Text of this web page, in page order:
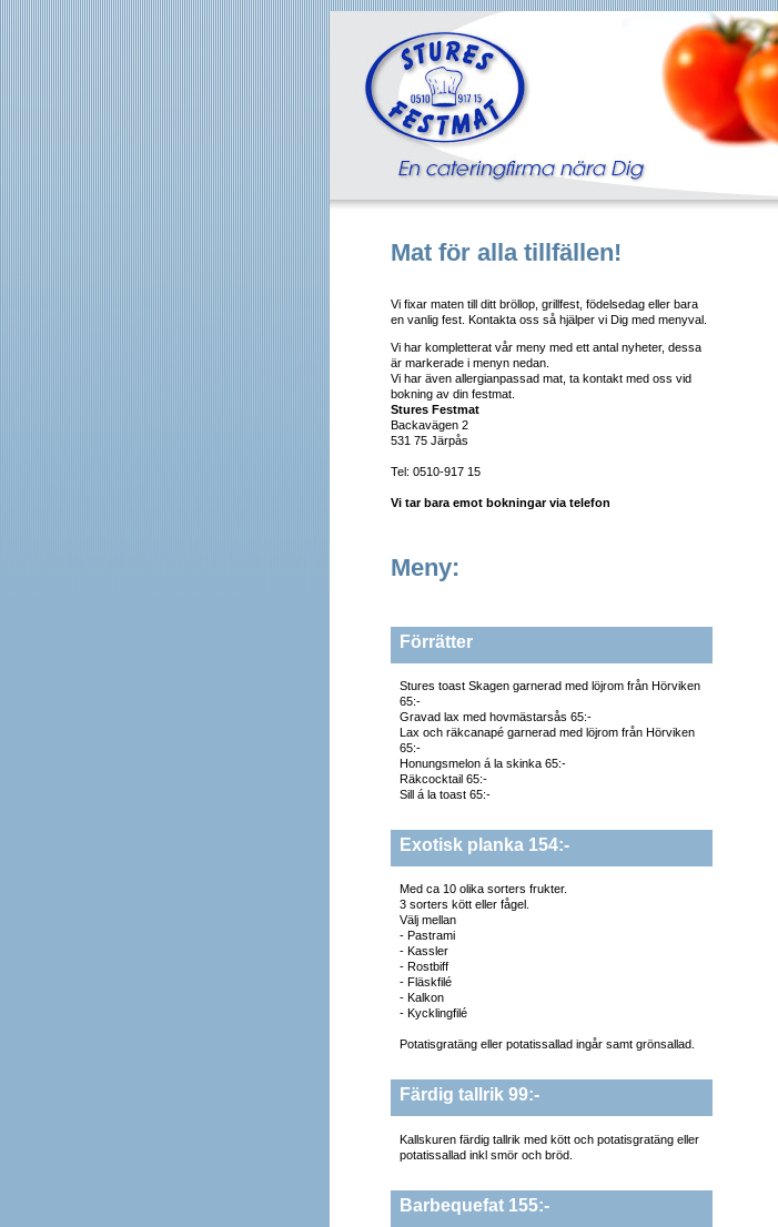
Mat för alla tillfällen!
Vi fixar maten till ditt bröllop, grillfest, födelsedag eller bara
en vanlig fest. Kontakta oss så hjälper vi Dig med menyval.
Vi har kompletterat vår meny med ett antal nyheter, dessa
är markerade i menyn nedan.
Vi har även allergianpassad mat, ta kontakt med oss vid
bokning av din festmat.
Stures Festmat
Backavägen 2
531 75 Järpås
Tel: 0510-917 15
Vi tar bara emot bokningar via telefon
Meny:
Förrätter
Stures toast Skagen garnerad med löjrom från Hörviken
65:-
Gravad lax med hovmästarsås 65:-
Lax och räkcanapé garnerad med löjrom från Hörviken
65:-
Honungsmelon á la skinka 65:-
Räkcocktail 65:-
Sill á la toast 65:-
Exotisk planka 154:-
Med ca 10 olika sorters frukter.
3 sorters kött eller fågel.
Välj mellan
- Pastrami
- Kassler
- Rostbiff
- Fläskfilé
- Kalkon
- Kycklingfilé
Potatisgratäng eller potatissallad ingår samt grönsallad.
Färdig tallrik 99:-
Kallskuren färdig tallrik med kött och potatisgratäng eller
potatissallad inkl smör och bröd.
Barbequefat 155:-